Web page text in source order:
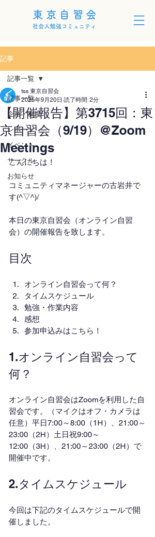
東京自習会
社会人勉強コミュニティ
記事
記事一覧
企画・制度
レポート
イベント
サークル
お知らせ
記事一覧
【開催報告】第3715回：東
京自習会（9/19）@Zoom
Meetings
tss 東京自習会
2025年9月20日 読了時間: 2分
こんにちは！
コミュニティマネージャーの古岩井で
す(^▽^)/
本日の東京自習会（オンライン自習
会）の開催報告を致します。
目次
オンライン自習会って何？
タイムスケジュール
勉強・作業内容
感想
参加申込みはこちら！
1.オンライン自習会って
何？
オンライン自習会はZoomを利用した自
習会です。（マイクはオフ・カメラは
任意）平日7:00～8:00（1H）、21:00～
23:00（2H）土日祝9:00～
12:00（3H）、21:00～23:00（2H）で
開催中です。
2.タイムスケジュール
今回は下記のタイムスケジュールで開
催しました。